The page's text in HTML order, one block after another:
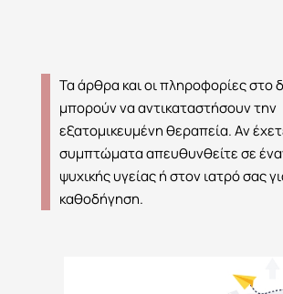
Τα άρθρα και οι πληροφορίες στο
μπορούν να αντικαταστήσουν την
εξατομικευμένη θεραπεία. Αν
συμπτώματα απευθυνθείτε σε
ψυχικής υγείας ή στον ιατρό σας
καθοδήγηση.